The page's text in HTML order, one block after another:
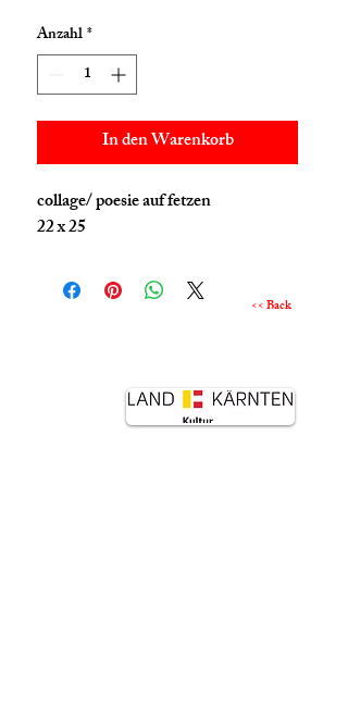
Anzahl*
In den Warenkorb
collage/ poesie auf fetzen
22 x 25
<< Back